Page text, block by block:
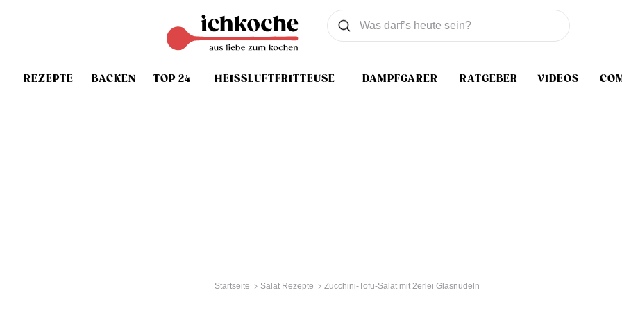
REZEPTE BACKEN TOP 24 HEISSLUFTFRITTEUSE DAMPFGARER RATGEBER VIDEOS
Was wollen Sie suchen
Suchen
Startseite Salat Rezepte Zucchini-Tofu-Salat mit 2erlei Glasnudeln